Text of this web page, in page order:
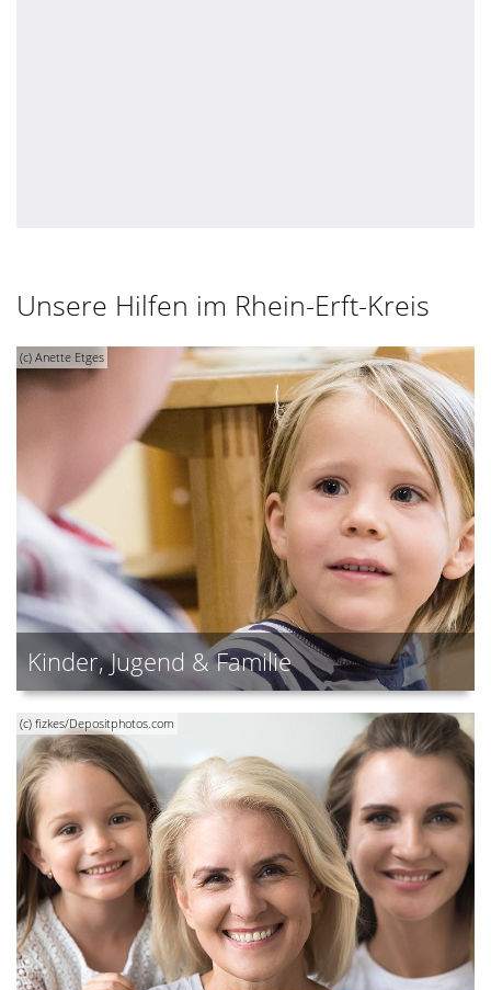
Unsere Hilfen im Rhein-Erft-Kreis
(c) Anette Etges
Kinder, Jugend & Familie
(c) fizkes/Depositphotos.com